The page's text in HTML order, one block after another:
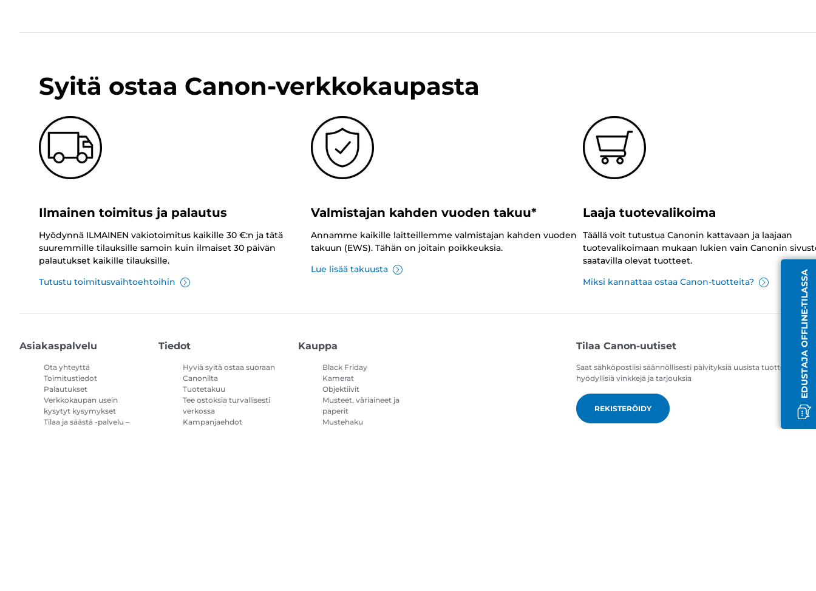
EDUSTAJA OFFLINE-TILASSA
Syitä ostaa Canon-verkkokaupasta
Ilmainen toimitus ja palautus
Hyödynnä ILMAINEN vakiotoimitus kaikille 30 €:n ja tätä
suuremmille tilauksille samoin kuin ilmaiset 30 päivän
palautukset kaikille tilauksille.
Tutustu toimitusvaihtoehtoihin
Valmistajan kahden vuoden takuu*
Annamme kaikille laitteillemme valmistajan kahden vuoden
takuun (EWS). Tähän on joitain poikkeuksia.
Lue lisää takuusta
Laaja tuotevalikoima
Täällä voit tutustua Canonin kattavaan ja laajaan
tuotevalikoimaan mukaan lukien vain Canonin
saatavilla olevat tuotteet.
Miksi kannattaa ostaa Canon-tuotteita?
Asiakaspalvelu
Ota yhteyttä
Toimitustiedot
Palautukset
Verkkokaupan usein
kysytyt kysymykset
Tilaa ja säästä -palvelu –
Tiedot
Hyviä syitä ostaa suoraan
Canonilta
Tuotetakuu
Tee ostoksia turvallisesti
verkossa
Kampanjaehdot
Kauppa
Black Friday
Kamerat
Objektiivit
Musteet, väriaineet ja
paperit
Mustehaku
Tilaa Canon-uutiset
Saat sähköpostiisi säännöllisesti päivityksiä uusista tuotteista,
hyödyllisiä vinkkejä ja tarjouksia
REKISTERÖIDY